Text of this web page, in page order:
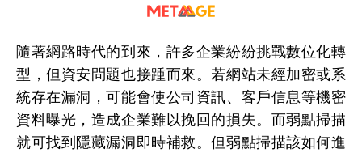
隨著網路時代的到來，許多企業紛紛挑戰數位化轉
型，但資安問題也接踵而來。若網站未經加密或系
統存在漏洞，可能會使公司資訊、客戶信息等機密
資料曝光，造成企業難以挽回的損失。而弱點掃描
就可找到隱藏漏洞即時補救。但弱點掃描該如何進